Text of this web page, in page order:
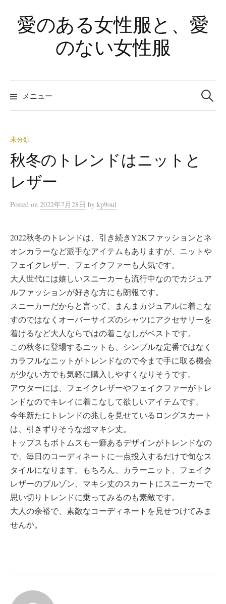
ン
キ
愛のある女性服と、愛
のない女性服
メニュー 索
未分類
秋冬のトレンドはニットと
レザー
Posted on 2022年7月28日 by kp9oul
2022秋冬のトレンドは、引き続きY2Kファッションとネ
オンカラーなど派手なアイテムもありますが、ニットや
フェイクレザー、フェイクファーも人気です。
大人世代には嬉しいスニーカーも流行中なのでカジュア
ルファッションが好きな方にも朗報です。
スニーカーだからと言って、まんまカジュアルに着こな
すのではなくオーバーサイズのシャツにアクセサリーを
着けるなど大人ならではの着こなしがベストです。
この秋冬に登場するニットも、シンプルな定番ではなく
カラフルなニットがトレンドなので今まで手に取る機会
が少ない方でも気軽に購入しやすくなりそうです。
アウターには、フェイクレザーやフェイクファーがトレ
ンドなのでキレイに着こなして欲しいアイテムです。
今年新たにトレンドの兆しを見せているロングスカート
は、引きずりそうな超マキシ丈。
トップスもボトムスも一癖あるデザインがトレンドなの
で、毎日のコーディネートに一点投入するだけで旬なス
タイルになります。もちろん、カラーニット、フェイク
レザーのブルゾン、マキシ丈のスカートにスニーカーで
思い切りトレンドに乗ってみるのも素敵です。
大人の余裕で、素敵なコーディネートを見せつけてみま
せんか。